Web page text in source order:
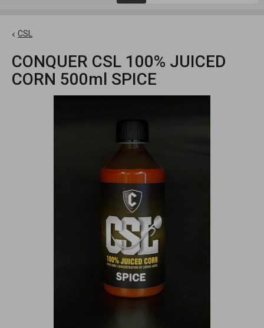
CSL
CONQUER CSL 100% JUICED
CORN 500ml SPICE